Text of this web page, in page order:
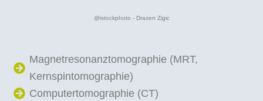
@istockphoto - Drazen Zigic
Magnetresonanztomographie (MRT,
Kernspintomographie)
Computertomographie (CT)